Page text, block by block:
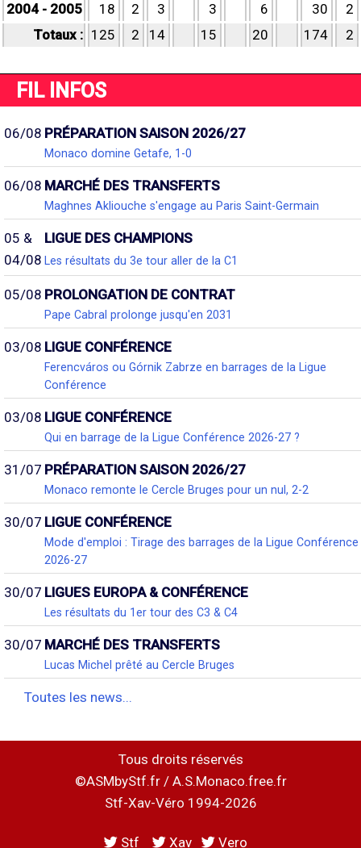
2004 - 2005
18 2 3 3 6 30
2
Totaux : 125 2 14 15 20 174 2
FIL INFOS
06/08 PRÉPARATION SAISON 2026/27
Monaco domine Getafe, 1-0
06/08 MARCHÉ DES TRANSFERTS
Maghnes Akliouche s'engage au Paris Saint-Germain
05 &
04/08
LIGUE DES CHAMPIONS
Les résultats du 3e tour aller de la C1
05/08 PROLONGATION DE CONTRAT
Pape Cabral prolonge jusqu'en 2031
03/08 LIGUE CONFÉRENCE
Ferencváros ou Górnik Zabrze en barrages de la Ligue
Conférence
03/08 LIGUE CONFÉRENCE
Qui en barrage de la Ligue Conférence 2026-27 ?
31/07 PRÉPARATION SAISON 2026/27
Monaco remonte le Cercle Bruges pour un nul, 2-2
30/07 LIGUE CONFÉRENCE
Mode d'emploi : Tirage des barrages de la Ligue Conférence
2026-27
30/07 LIGUES EUROPA & CONFÉRENCE
Les résultats du 1er tour des C3 & C4
30/07 MARCHÉ DES TRANSFERTS
Lucas Michel prêté au Cercle Bruges
Toutes les news...
Tous droits réservés
©ASMbyStf.fr / A.S.Monaco.free.fr
Stf-Xav-Véro 1994-2026
Stf Xav Vero